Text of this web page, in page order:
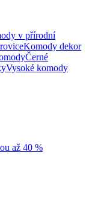
v přírodní
Komody dekor
Černé
Vysoké komody
až 40 %